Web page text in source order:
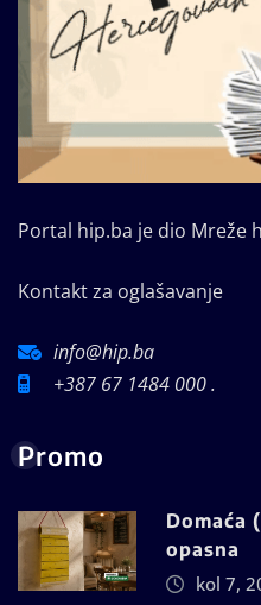
Portal hip.ba je dio Mreže
Kontakt za oglašavanje
info@hip.ba
+387 67 1484 000 .
Promo
Domaća
opasna
kol 7,